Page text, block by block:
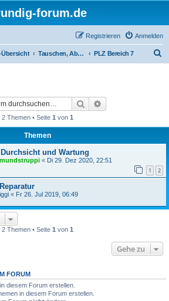
forum.de
Anmelden
Registrieren
Übersicht Tauschen, Abholen, Zustellen, Treff's PLZ Bereich 7
Suche
2 Themen • Seite 1 von 1
Themen
und Wartung
« Di 29. Dez 2020, 22:51
1 2
« Fr 26. Jul 2019, 06:49
2 Themen • Seite 1 von 1
Gehe zu
FORUM
diesem Forum erstellen.
in diesem Forum erstellen.